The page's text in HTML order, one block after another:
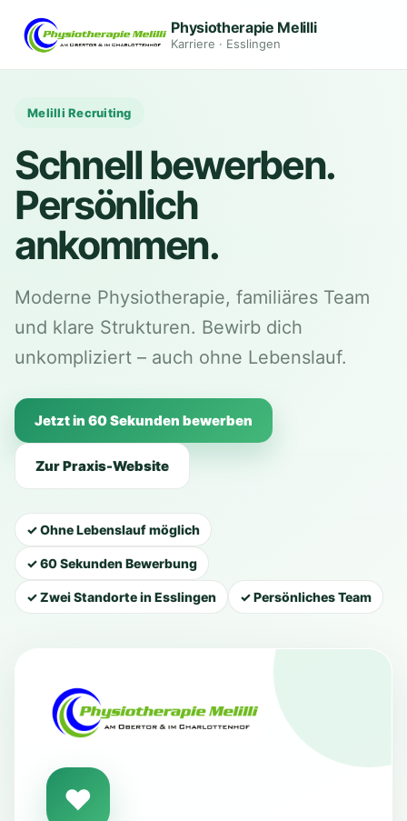
Physiotherapie Melilli
Karriere · Esslingen
Melilli Recruiting
Schnell bewerben.
Persönlich
ankommen.
Moderne Physiotherapie, familiäres Team
und klare Strukturen. Bewirb dich
unkompliziert – auch ohne Lebenslauf.
Jetzt in 60 Sekunden bewerben
Zur Praxis-Website
✓ Ohne Lebenslauf möglich
✓ 60 Sekunden Bewerbung
✓ Zwei Standorte in Esslingen ✓ Persönliches Team